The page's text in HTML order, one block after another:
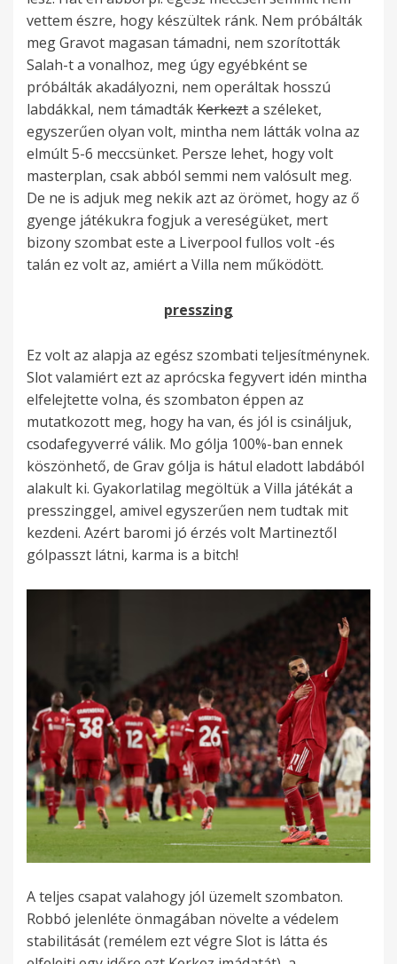
vettem észre, hogy készültek ránk. Nem próbálták
meg Gravot magasan támadni, nem szorították
Salah-t a vonalhoz, meg úgy egyébként se
próbálták akadályozni, nem operáltak hosszú
labdákkal, nem támadtákKerkezta széleket,
egyszerűen olyan volt, mintha nem látták volna az
elmúlt 5-6 meccsünket. Persze lehet, hogy volt
masterplan, csak abból semmi nem valósult meg.
De ne is adjuk meg nekik azt az örömet, hogy az ő
gyenge játékukra fogjuk a vereségüket, mert
bizony szombat este a Liverpool fullos volt -és
talán ez volt az, amiért a Villa nem működött.
presszing
Ez volt az alapja az egész szombati teljesítménynek.
Slot valamiért ezt az aprócska fegyvert idén mintha
elfelejtette volna, és szombaton éppen az
mutatkozott meg, hogy ha van, és jól is csináljuk,
csodafegyverré válik. Mo gólja 100%-ban ennek
köszönhető, de Grav gólja is hátul eladott labdából
alakult ki. Gyakorlatilag megöltük a Villa játékát a
presszinggel, amivel egyszerűen nem tudtak mit
kezdeni. Azért baromi jó érzés volt Martineztől
gólpasszt látni, karma is a bitch!
A teljes csapat valahogy jól üzemelt szombaton.
Robbó jelenléte önmagában növelte a védelem
stabilitását (remélem ezt végre Slot is látta és